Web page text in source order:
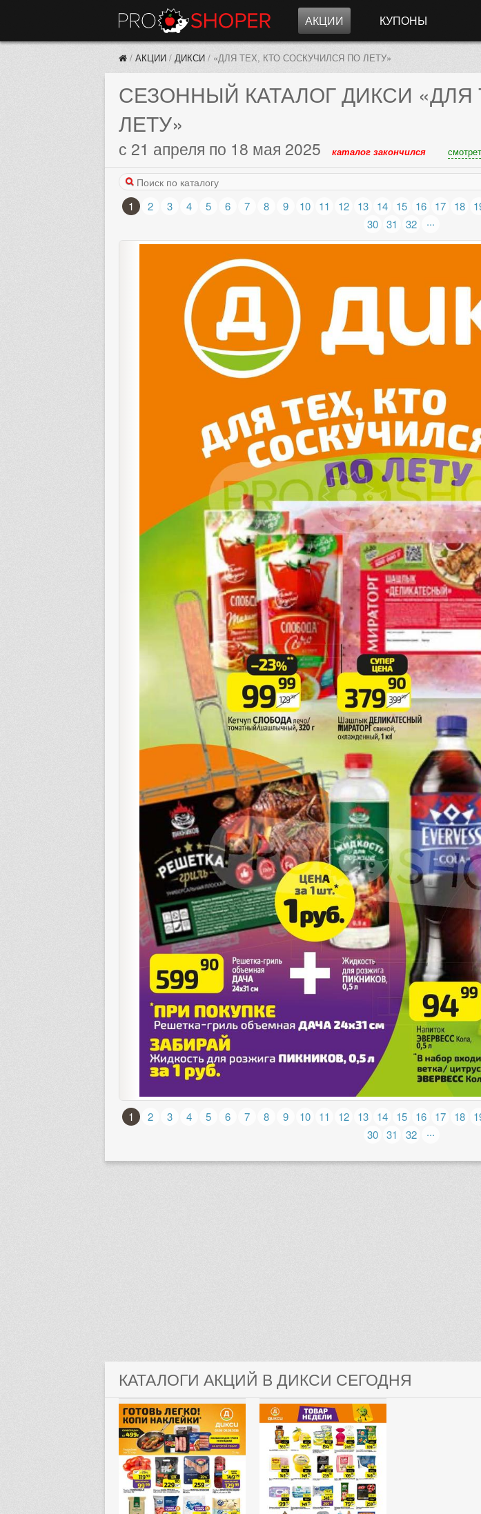
АКЦИИ КУПОНЫ
/ АКЦИИ / ДИКСИ / «ДЛЯ ТЕХ, КТО СОСКУЧИЛСЯ ПО ЛЕТУ»
СЕЗОННЫЙ КАТАЛОГДИКСИ «ДЛЯ
ЛЕТУ»
с 21 апреля по 18 мая 2025 каталог закончился
1 2 3 4 5 6 7 8 9 10 11 12 13 14 15 16 17 18
30 31 32 ...
1 2 3 4 5 6 7 8 9 10 11 12 13 14 15 16 17 18
30 31 32 ...
КАТАЛОГИ АКЦИЙ В ДИКСИ СЕГОДНЯ